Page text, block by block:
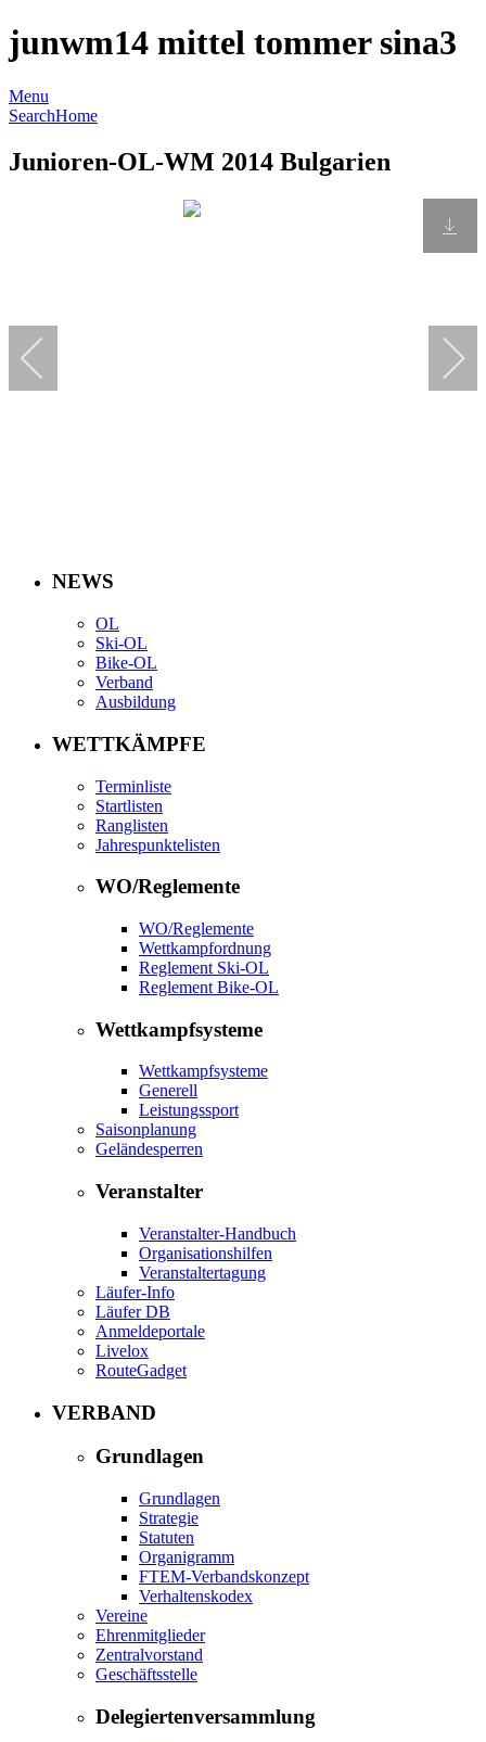
junwm14 mittel tommer sina3
Menu
SearchHome
Junioren-OL-WM 2014 Bulgarien
NEWS
OL
Ski-OL
Bike-OL
Verband
Ausbildung
WETTKÄMPFE
Terminliste
Startlisten
Ranglisten
Jahrespunktelisten
WO/Reglemente
WO/Reglemente
Wettkampfordnung
Reglement Ski-OL
Reglement Bike-OL
Wettkampfsysteme
Wettkampfsysteme
Generell
Leistungssport
Saisonplanung
Geländesperren
Veranstalter
Veranstalter-Handbuch
Organisationshilfen
Veranstaltertagung
Läufer-Info
Läufer DB
Anmeldeportale
Livelox
RouteGadget
VERBAND
Grundlagen
Grundlagen
Strategie
Statuten
Organigramm
FTEM-Verbandskonzept
Verhaltenskodex
Vereine
Ehrenmitglieder
Zentralvorstand
Geschäftsstelle
Delegiertenversammlung